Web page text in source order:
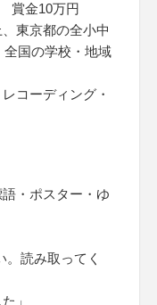
賞金10万円
東京都の全小中
全国の学校・地域
コーディング・
・ポスター・ゆ
。読み取ってく
」